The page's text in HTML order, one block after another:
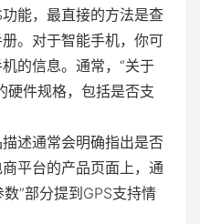
能，最直接的方法是查
。对于智能手机，你可
的信息。通常，“关于
硬件规格，包括是否支
述通常会明确指出是否
平台的产品页面上，通
”部分提到GPS支持情